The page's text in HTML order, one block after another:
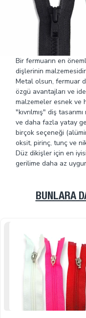
Bir fermuarın en
dişlerinin
Metal olsun, fermuar
özgü avantajları ve
malzemeler esnek ve
"kıvrılmış" diş
ve daha fazla yatay
birçok seçeneği
oksit, pirinç, tunç ve
Düz dikişler için en
gerilime daha az
BUNLARA